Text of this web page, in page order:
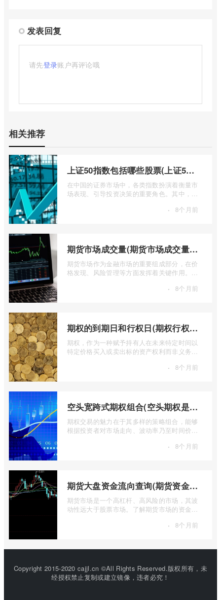
发表回复
请先登录账户再评论哦
相关推荐
上证50指数包括哪些股票(上证50指数包含哪些股票)
在中国的证券市场中，各类指数扮演着衡量市
场表现、引导投资决策的重要角色。其中，上
· 8个月前
期货市场成交量(期货市场成交量萎缩)
期货市场作为金融市场的重要组成部分，在价
格发现、风险管理等方面发挥着关键作用。近
· 8个月前
期权的到期日和行权日(期权行权日到期虚值期权都将清零)
期权，作为一种赋予持有人在未来特定时间以
特定价格买入或卖出标的资产权利而非义务的
· 8个月前
空头宽跨式期权组合(空头期权是什么意思)
期权交易的魅力在于其多样的策略组合，能够
根据投资者对市场走向、波动率乃至时间价值
· 8个月前
期货大盘资金流向查询(期货资金流向查询)
期货市场是一个高杠杆、高风险的市场，其波
动性远大于股票市场。了解期货市场的资金流
· 8个月前
Copyright 2015-2020 cajjl.cn ©All Rights Reserved.版权所有，未
经授权禁止复制或建立镜像，违者必究！